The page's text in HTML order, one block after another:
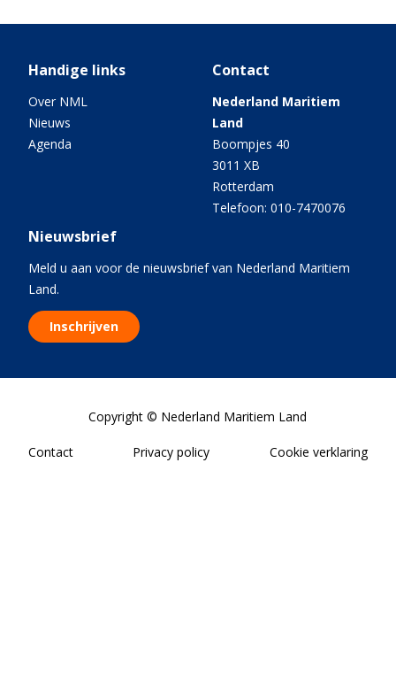
Handige links
Over NML
Nieuws
Agenda
Contact
Nederland Maritiem
Land
Boompjes 40
3011 XB
Rotterdam
Telefoon: 010-7470076
Nieuwsbrief
Meld u aan voor de nieuwsbrief van Nederland Maritiem
Land.
Inschrijven
Copyright © Nederland Maritiem Land
Contact Privacy policy Cookie verklaring